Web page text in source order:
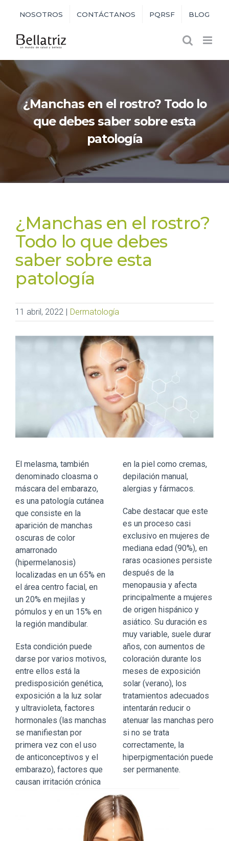
NOSOTROS CONTÁCTANOS PQRSF BLOG
¿Manchas en el rostro? Todo lo
que debes saber sobre esta
patología
¿Manchas en el rostro?
Todo lo que debes
saber sobre esta
patología
11 abril, 2022 | Dermatología
El melasma, también
denominado cloasma o
máscara del embarazo,
es una patología cutánea
que consiste en la
aparición de manchas
oscuras de color
amarronado
(hipermelanosis)
localizadas en un 65% en
el área centro facial, en
un 20% en mejilas y
pómulos y en un 15% en
la región mandibular.
Esta condición puede
darse por varios motivos,
entre ellos está la
predisposición genética,
exposición a la luz solar
y ultravioleta, factores
hormonales (las manchas
se manifiestan por
primera vez con el uso
de anticonceptivos y el
embarazo), factores que
causan irritación crónica
en la piel como cremas,
depilación manual,
alergias y fármacos.
Cabe destacar que este
es un proceso casi
exclusivo en mujeres de
mediana edad (90%), en
raras ocasiones persiste
después de la
menopausia y afecta
principalmente a mujeres
de origen hispánico y
asiático. Su duración es
muy variable, suele durar
años, con aumentos de
coloración durante los
meses de exposición
solar (verano), los
tratamientos adecuados
intentarán reducir o
atenuar las manchas pero
si no se trata
correctamente, la
hiperpigmentación puede
ser permanente.